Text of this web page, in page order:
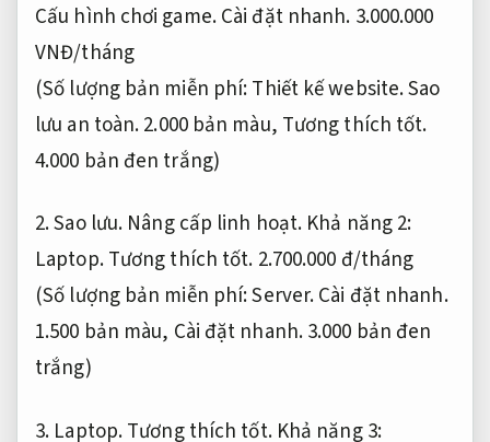
Cấu hình chơi game.Cài đặt nhanh. 3.000.000
VNĐ/tháng
(Số lượng bản miễn phí:Thiết kế website.Sao
lưu an toàn.2.000 bản màu, Tương thích tốt.
4.000 bản đen trắng)
2.Sao lưu. Nâng cấp linh hoạt. Khả năng 2:
Laptop.Tương thích tốt. 2.700.000 đ/tháng
(Số lượng bản miễn phí:Server.Cài đặt nhanh.
1.500 bản màu, Cài đặt nhanh.3.000 bản đen
trắng)
3. Laptop.Tương thích tốt.Khả năng 3: